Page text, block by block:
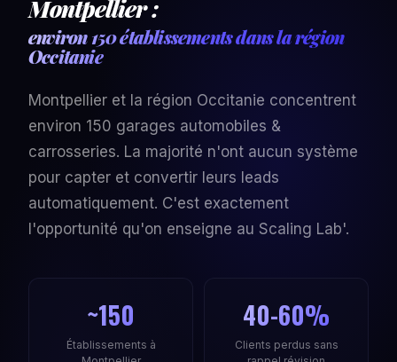
Montpellier :
environ 150 établissements dans la région
Occitanie
Montpellier et la région Occitanie concentrent
environ 150 garages automobiles &
carrosseries. La majorité n'ont aucun système
pour capter et convertir leurs leads
automatiquement. C'est exactement
l'opportunité qu'on enseigne au Scaling Lab'.
~150
Établissements à
40-60%
Clients perdus sans